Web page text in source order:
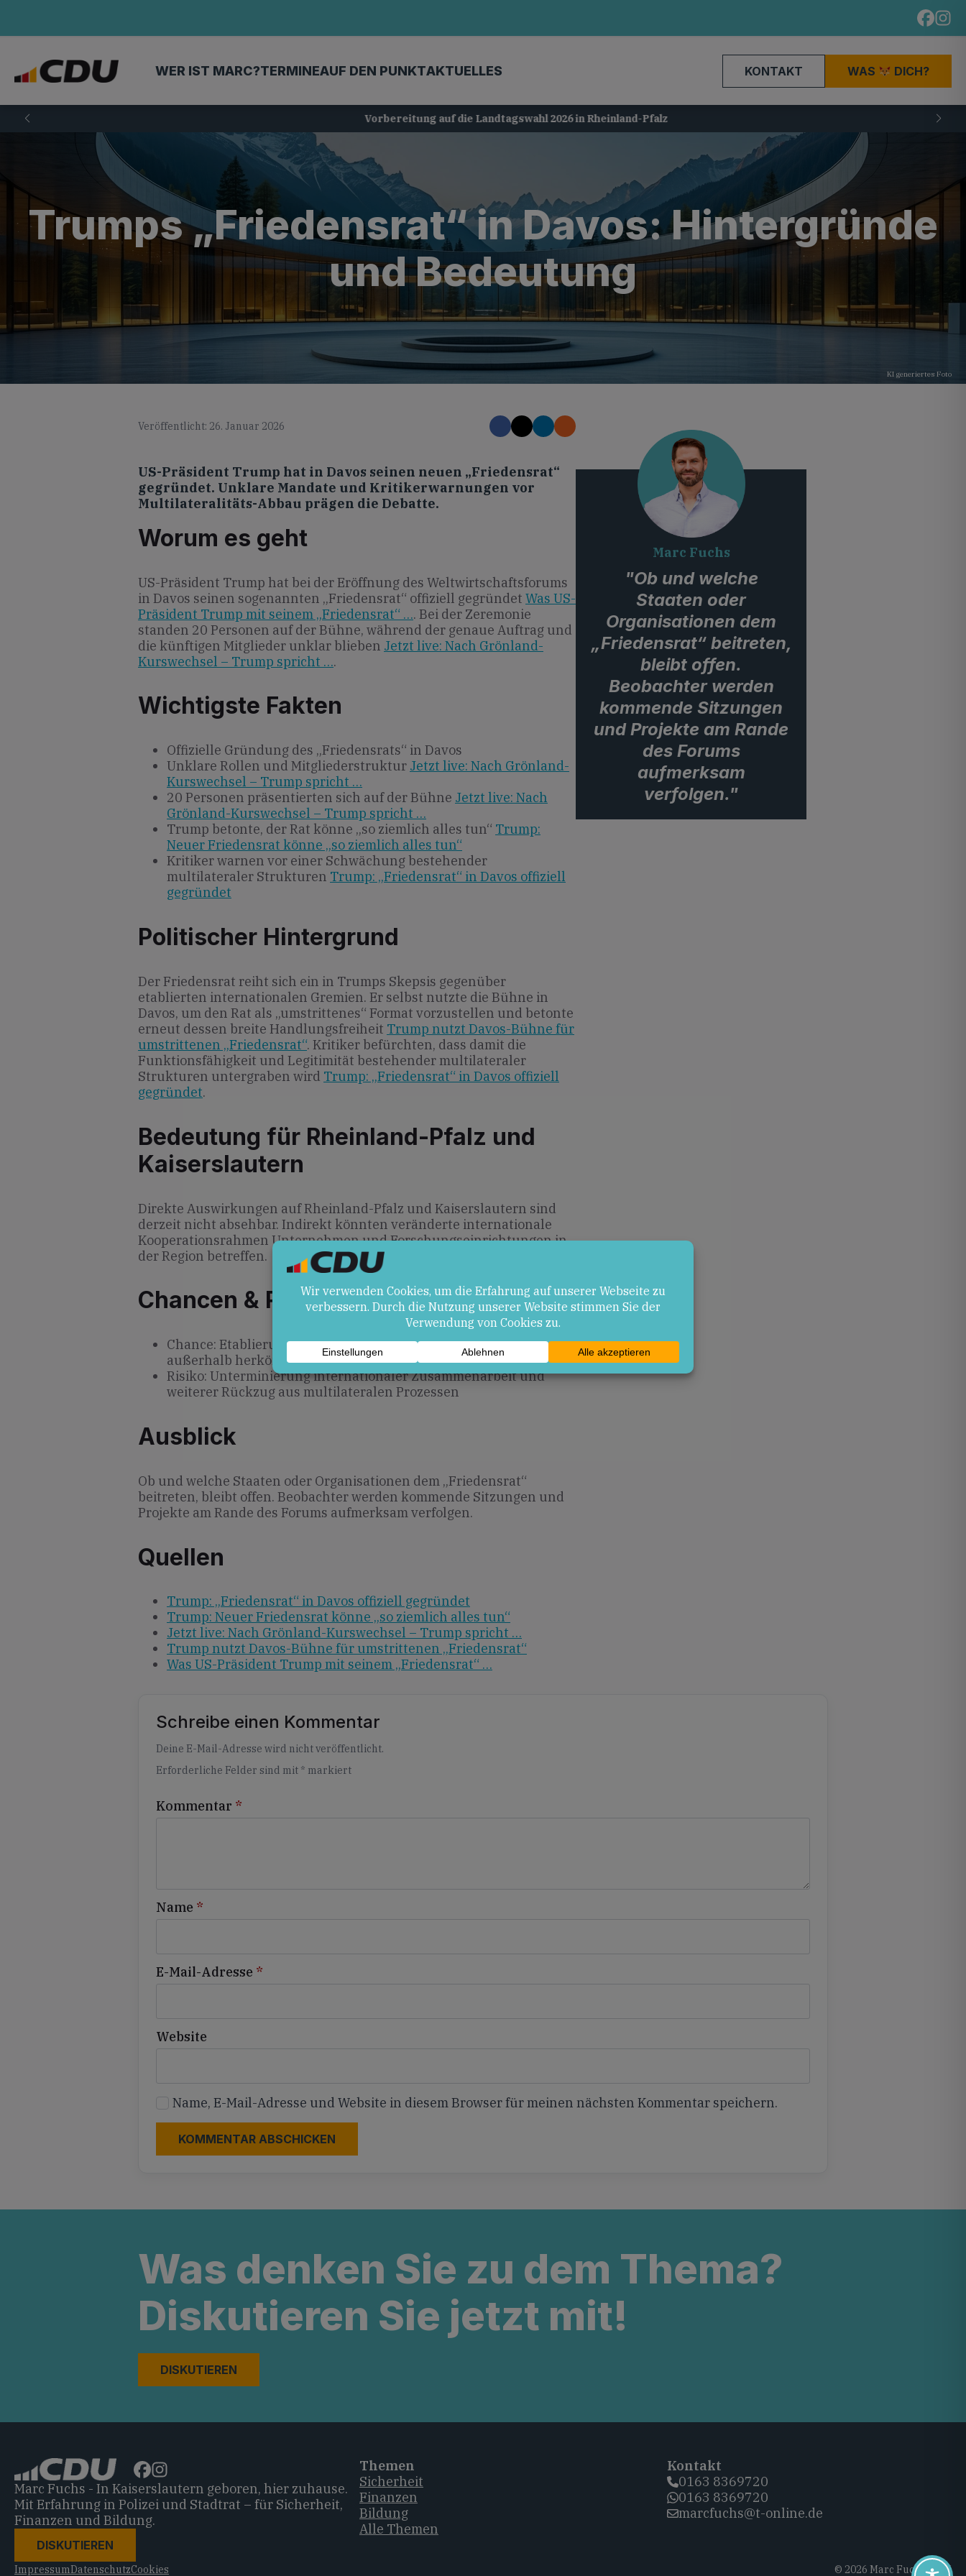
WER IST MARC?TERMINEAUF DEN PUNKTAKTUELLES KONTAKT WAS DICH?
Vorbereitung auf die Landtagswahl 2026 in Rheinland-Pfalz
Trumps „Friedensrat“ in Davos: Hintergründe
und Bedeutung
KI generiertes Foto
Veröffentlicht: 26. Januar 2026
US-Präsident Trump hat in Davos seinen neuen „Friedensrat“
gegründet. Unklare Mandate und Kritikerwarnungen vor
Multilateralitäts-Abbau prägen die Debatte.
Worum es geht
US-Präsident Trump hat bei der Eröffnung des Weltwirtschaftsforums
in Davos seinen sogenannten „Friedensrat“ offiziell gegründet Was US-
Präsident Trump mit seinem „Friedensrat“ …. Bei der Zeremonie
standen 20 Personen auf der Bühne, während der genaue Auftrag und
die künftigen Mitglieder unklar blieben Jetzt live: Nach Grönland-
Kurswechsel – Trump spricht ….
Wichtigste Fakten
Offizielle Gründung des „Friedensrats“ in Davos
Unklare Rollen und Mitgliederstruktur Jetzt live: Nach Grönland-
Kurswechsel – Trump spricht …
20 Personen präsentierten sich auf der Bühne Jetzt live: Nach
Grönland-Kurswechsel – Trump spricht …
Trump betonte, der Rat könne „so ziemlich alles tun“ Trump:
Neuer Friedensrat könne „so ziemlich alles tun“
Kritiker warnen vor einer Schwächung bestehender
multilateraler Strukturen Trump: „Friedensrat“ in Davos offiziell
gegründet
Politischer Hintergrund
Der Friedensrat reiht sich ein in Trumps Skepsis gegenüber
etablierten internationalen Gremien. Er selbst nutzte die Bühne in
Davos, um den Rat als „umstrittenes“ Format vorzustellen und betonte
erneut dessen breite Handlungsfreiheit Trump nutzt Davos-Bühne für
umstrittenen „Friedensrat“. Kritiker befürchten, dass damit die
Funktionsfähigkeit und Legitimität bestehender multilateraler
Strukturen untergraben wird Trump: „Friedensrat“ in Davos offiziell
gegründet.
Bedeutung für Rheinland-Pfalz und
Kaiserslautern
Direkte Auswirkungen auf Rheinland-Pfalz und Kaiserslautern sind
derzeit nicht absehbar. Indirekt könnten veränderte internationale
Kooperationsrahmen Unternehmen und Forschungseinrichtungen in
der Region betreffen.
Chancen & Risiken
Chance: Etablierung neuer friedenspolitischer Initiativen
außerhalb herkömmlicher Strukturen
Risiko: Unterminierung internationaler Zusammenarbeit und
weiterer Rückzug aus multilateralen Prozessen
Ausblick
Ob und welche Staaten oder Organisationen dem „Friedensrat“
beitreten, bleibt offen. Beobachter werden kommende Sitzungen und
Projekte am Rande des Forums aufmerksam verfolgen.
Quellen
Trump: „Friedensrat“ in Davos offiziell gegründet
Trump: Neuer Friedensrat könne „so ziemlich alles tun“
Jetzt live: Nach Grönland-Kurswechsel – Trump spricht …
Trump nutzt Davos-Bühne für umstrittenen „Friedensrat“
Was US-Präsident Trump mit seinem „Friedensrat“ …
Marc Fuchs
"Ob und welche
Staaten oder
Organisationen dem
„Friedensrat“ beitreten,
bleibt offen.
Beobachter werden
kommende Sitzungen
und Projekte am Rande
des Forums
aufmerksam
verfolgen."
Schreibe einen Kommentar
Deine E-Mail-Adresse wird nicht veröffentlicht.
Erforderliche Felder sind mit * markiert
Kommentar *
Name *
E-Mail-Adresse *
Website
Name, E-Mail-Adresse und Website in diesem Browser für meinen nächsten Kommentar speichern.
Alternative:
Was denken Sie zu dem Thema?
Diskutieren Sie jetzt mit!
DISKUTIEREN
Marc Fuchs - In Kaiserslautern geboren, hier zuhause.
Mit Erfahrung in Polizei und Stadtrat – für Sicherheit,
Finanzen und Bildung.
DISKUTIEREN
Themen
Sicherheit
Finanzen
Bildung
Alle Themen
Kontakt
0163 8369720‬
0163 8369720‬
marcfuchs@t-online.de
ImpressumDatenschutzCookies © 2026 Marc Fuchs, CDU